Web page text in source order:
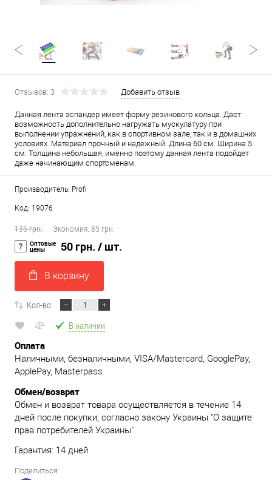
Отзывов: 3 Добавить отзыв
Данная лента эспандер имеет форму резинового кольца. Даст
возможность дополнительно нагружать мускулатуру при
выполнении упражнений, как в спортивном зале, так и в домашних
условиях. Материал прочный и надежный. Длина 60 см. Ширина 5
см. Толщина небольшая, именно поэтому данная лента подойдет
даже начинающим спортсменам.
Производитель: Profi
Код: 19076
135 грн. Экономия: 85 грн.
Оптовые
цены 50 грн. / шт.
В корзину
Кол-во:
В наличии
Оплата
Наличными, безналичными, VISA/Mastercard, GooglePay,
ApplePay, Masterpass
Обмен/возврат
Обмен и возврат товара осуществляется в течение 14
дней после покупки, согласно закону Украины "О защите
прав потребителей Украины"
Гарантия: 14 дней
Поделиться